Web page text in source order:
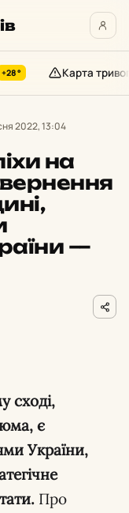
+28° Карта
2022, 13:04
на
—
сході,
є
України,
Про